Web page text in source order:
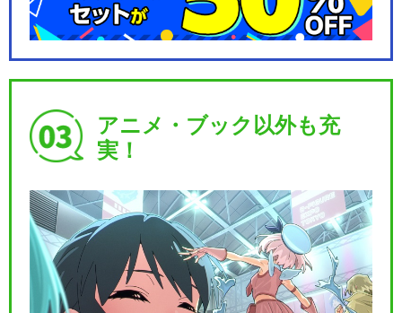
ミュージカル「忍たま乱太
ミュージカル「忍たま乱太
ミュージカル「忍たま乱太
郎」第5弾再演～新たな…
アニメ・ブック以外も充
実！